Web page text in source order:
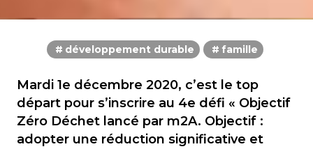
développement durable famille
Mardi 1e décembre 2020, c’est le top
départ pour s’inscrire au 4e défi « Objectif
Zéro Déchet lancé par m2A. Objectif :
adopter une réduction significative et